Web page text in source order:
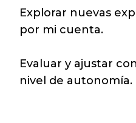
Explorar nuevas
por mi cuenta.
Evaluar y ajustar
nivel de autonomía.